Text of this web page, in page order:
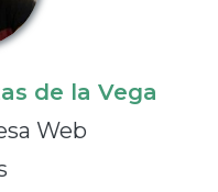
de la Vega
Web